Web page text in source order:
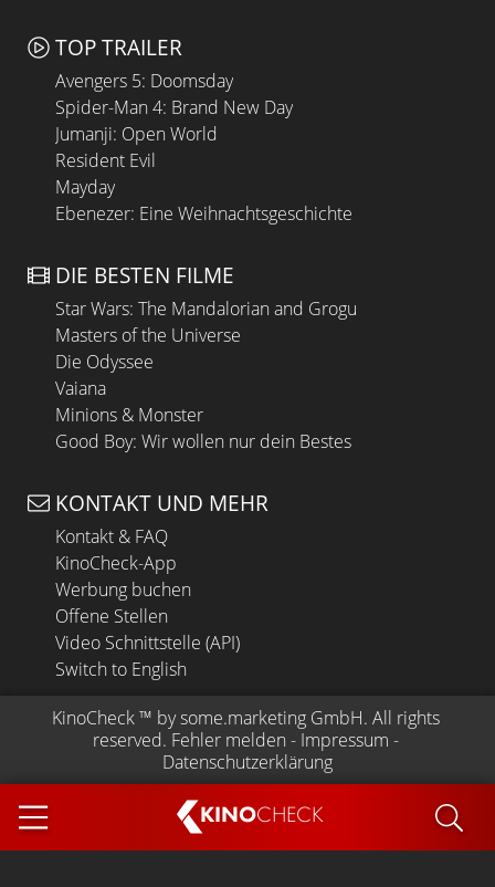
KINOCHECK
TOP TRAILER
Avengers 5: Doomsday
Spider-Man 4: Brand New Day
Jumanji: Open World
Resident Evil
Mayday
Ebenezer: Eine Weihnachtsgeschichte
DIE BESTEN FILME
Star Wars: The Mandalorian and Grogu
Masters of the Universe
Die Odyssee
Vaiana
Minions & Monster
Good Boy: Wir wollen nur dein Bestes
KONTAKT UND MEHR
Kontakt & FAQ
KinoCheck-App
Werbung buchen
Offene Stellen
Video Schnittstelle (API)
Switch to English
KinoCheck ™ by some.marketing GmbH. All rights
reserved. Fehler melden - Impressum -
Datenschutzerklärung